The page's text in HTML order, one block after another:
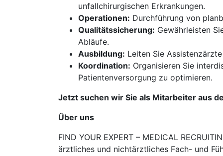
unfallchirurgischen Erkrankungen.
Operationen: Durchführung von
Qualitätssicherung: Gewährleisten
Abläufe.
Ausbildung: Leiten Sie
Koordination: Organisieren Sie
Patientenversorgung zu optimieren.
Jetzt suchen wir Sie als Mitarbeiter aus
Über uns
FIND YOUR EXPERT – MEDICAL
ärztliches und nichtärztliches Fach- und